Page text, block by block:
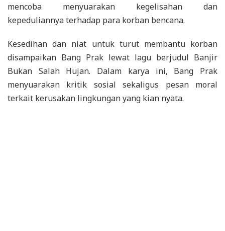
mencoba menyuarakan kegelisahan dan
kepeduliannya terhadap para korban bencana.
Kesedihan dan niat untuk turut membantu korban
disampaikan Bang Prak lewat lagu berjudul Banjir
Bukan Salah Hujan. Dalam karya ini, Bang Prak
menyuarakan kritik sosial sekaligus pesan moral
terkait kerusakan lingkungan yang kian nyata.